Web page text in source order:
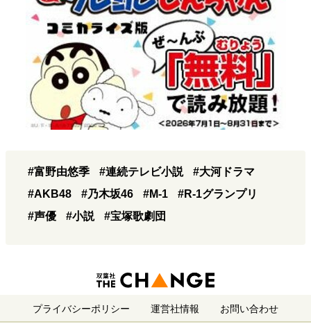
#富野由悠季 #連続テレビ小説
#大河ドラマ
#AKB48
#乃木坂46 #M-1
#R-1グランプリ
#声優
#小説 #宝塚歌劇団
プライバシーポリシー 運営社情報 お問い合わせ